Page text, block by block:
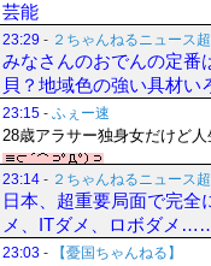
芸能
23:29 - ２ちゃんねるニュース
みなさんのおでんの定番
貝？地域色の強い具材い
23:15 - ふぇー速
28歳アラサー独身女だけど
23:14 - ２ちゃんねるニュース
日本、超重要局面で完
メ、ITダメ、ロボダメ
23:03 -
【憂国ちゃんねる】